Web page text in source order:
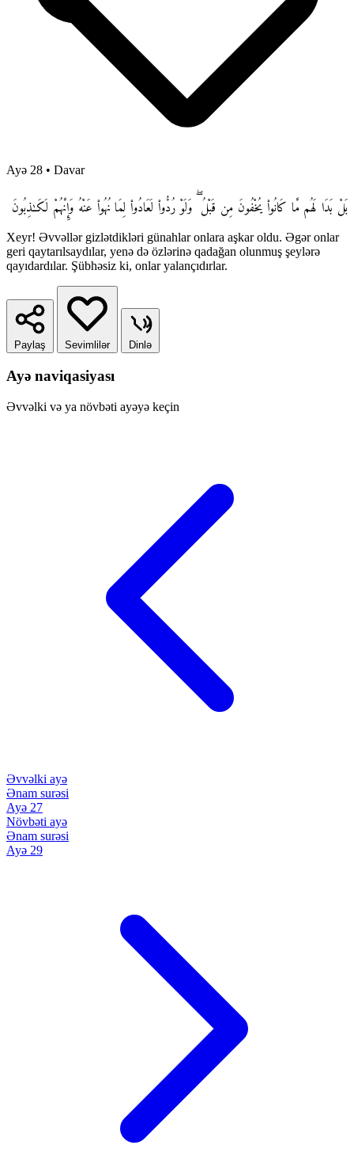
Ayə 28 • Davar
بَلْ بَدَا لَهُم مَّا كَانُوا۟ يُخْفُونَ مِن قَبْلُ ۖ وَلَوْ رُدُّوا۟ لَعَادُوا۟ لِمَا نُهُوا۟ عَنْهُ وَإِنَّهُمْ لَكَـٰذِبُونَ
Xeyr! Əvvəllər gizlətdikləri günahlar onlara aşkar oldu. Əgər onlar
geri qaytarılsaydılar, yenə də özlərinə qadağan olunmuş şeylərə
qayıdardılar. Şübhəsiz ki, onlar yalançıdırlar.
Paylaş Sevimlilər Dinlə
Ayə naviqasiyası
Əvvəlki və ya növbəti ayəyə keçin
Əvvəlki ayə
Ənam surəsi
Ayə 27
Növbəti ayə
Ənam surəsi
Ayə 29